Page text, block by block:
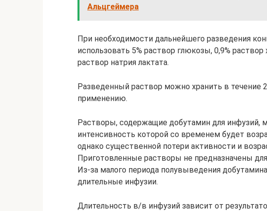
Альцгеймера
При необходимости дальнейшего разведения
использовать 5% раствор глюкозы, 0,9%
раствор натрия лактата.
Разведенный раствор можно хранить в течение
применению.
Растворы, содержащие добутамин для инфузий,
интенсивность которой со временем будет
однако существенной потери активности и
Приготовленные растворы не предназначены
Из-за малого периода полувыведения
длительные инфузии.
Длительность в/в инфузий зависит от